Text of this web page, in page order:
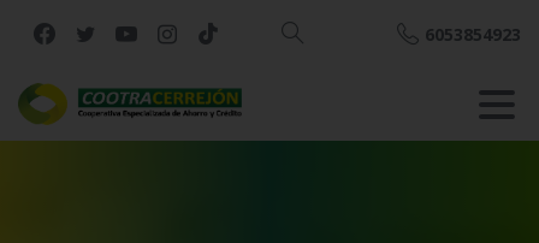
Buscar
6053854923